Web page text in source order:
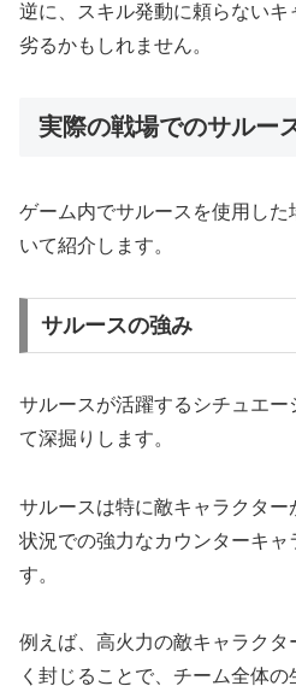
逆に、スキル発動に頼らない
劣るかもしれません。
実際の戦場でのサルー
ゲーム内でサルースを使用し
いて紹介します。
サルースの強み
サルースが活躍するシチュエ
て深掘りします。
サルースは特に敵キャラクター
状況での強力なカウンターキャ
す。
例えば、高火力の敵キャラクタ
く封じることで、チーム全体